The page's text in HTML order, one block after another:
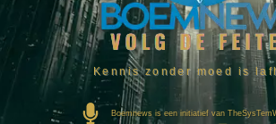
Kennis zonder moed is
Boemnews is een initiatief van